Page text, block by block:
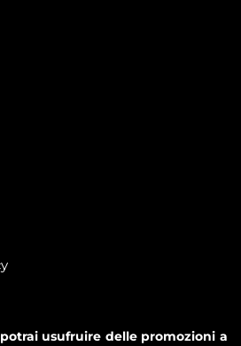
usufruire delle promozioni a